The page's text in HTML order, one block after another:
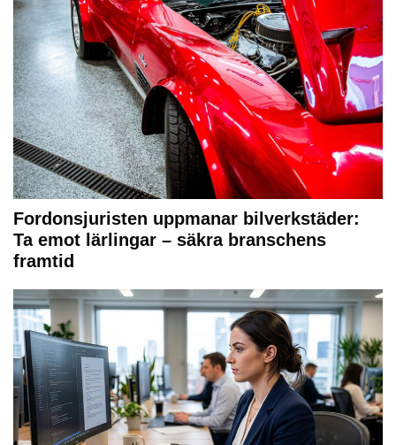
Fordonsjuristen uppmanar bilverkstäder:
Ta emot lärlingar – säkra branschens
framtid